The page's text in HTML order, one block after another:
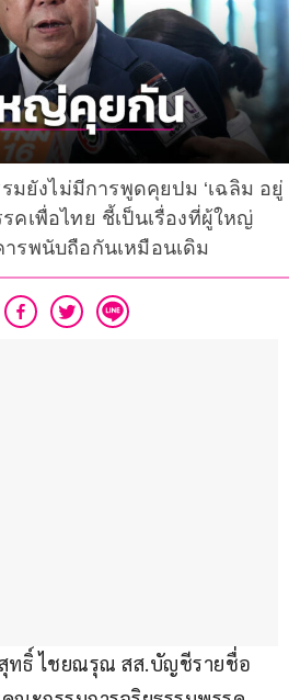
รมยังไม่มีการพูดคุยปม ‘เฉลิม อยู่
คเพื่อไทย ชี้เป็นเรื่องที่ผู้ใหญ่
รพนับถือกันเหมือนเดิม
สุทธิ์ ไชยณรุณ สส.บัญชีรายชื่อ